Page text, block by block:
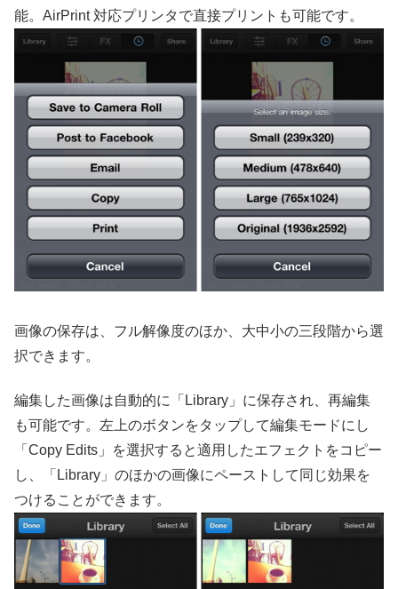
能。AirPrint 対応プリンタで直接プリントも可能です。
画像の保存は、フル解像度のほか、大中小の三段階から選
択できます。
編集した画像は自動的に「Library」に保存され、再編集
も可能です。左上のボタンをタップして編集モードにし
「Copy Edits」を選択すると適用したエフェクトをコピー
し、「Library」のほかの画像にペーストして同じ効果を
つけることができます。